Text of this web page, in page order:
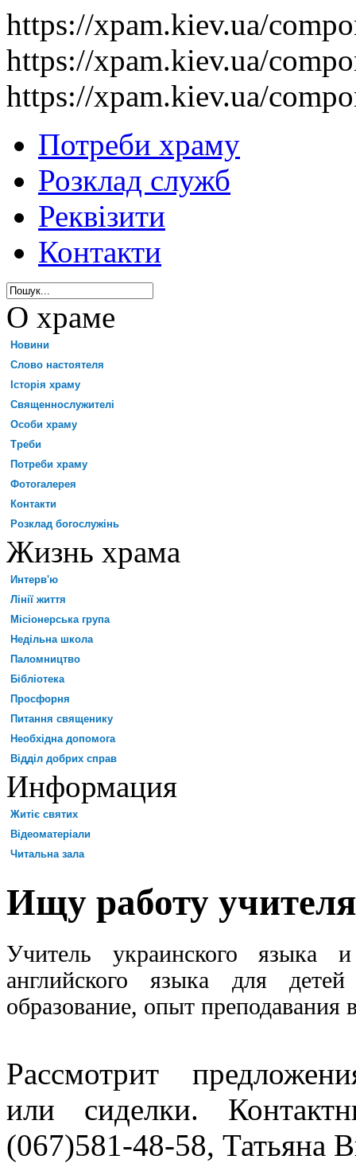
https://xpam.kiev.ua/
https://xpam.kiev.ua/
https://xpam.kiev.ua/
Потреби храму
Розклад служб
Реквізити
Контакти
О храме
Новини
Слово настоятеля
Історія храму
Священнослужителі
Особи храму
Треби
Потреби храму
Фотогалерея
Контакти
Розклад богослужінь
Жизнь храма
Интерв'ю
Лінії життя
Місіонерська група
Недільна школа
Паломництво
Бібліотека
Просфорня
Питання священику
Необхідна допомога
Відділ добрих справ
Информация
Житіє святих
Відеоматеріали
Читальна зала
Ищу работу
Учитель украинского языка
английского языка для детей
образование, опыт преподавания
Рассмотрит
или сиделки.
(067)581-48-58, Татьяна